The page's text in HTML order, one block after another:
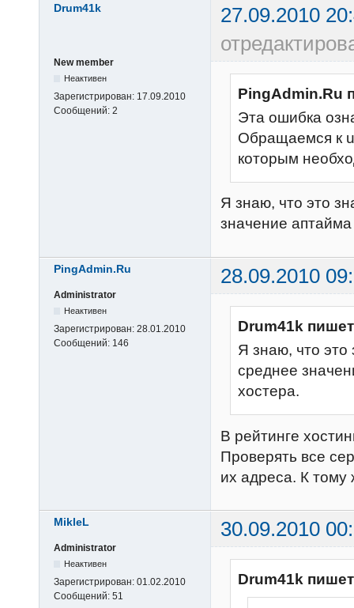
Drum41k
27.09.2010
New member
Неактивен
Зарегистрирован: 17.09.2010
Сообщений: 2
PingAdmin.Ru
Эта ошибка
Обращаемся к
которым
Я знаю, что это
значение
PingAdmin.Ru 28.09.2010
Administrator
Неактивен
Зарегистрирован: 28.01.2010
Сообщений: 146
Drum41k
Я знаю, что это
среднее
хостера.
В рейтинге
Проверять все
их адреса. К тому
MikleL 30.09.2010
Administrator
Неактивен
Зарегистрирован: 01.02.2010
Сообщений: 51
Drum41k